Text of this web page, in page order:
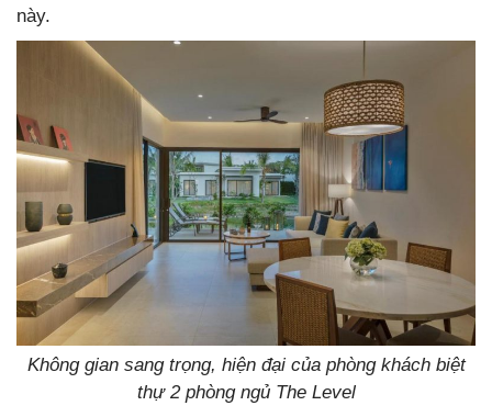
này.
Không gian sang trọng, hiện đại của phòng khách biệt
thự 2 phòng ngủ The Level